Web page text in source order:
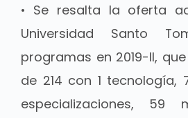
• Se resalta la oferta
Universidad Santo
programas en 2019-II,
de 214 con 1 tecnología,
especializaciones,